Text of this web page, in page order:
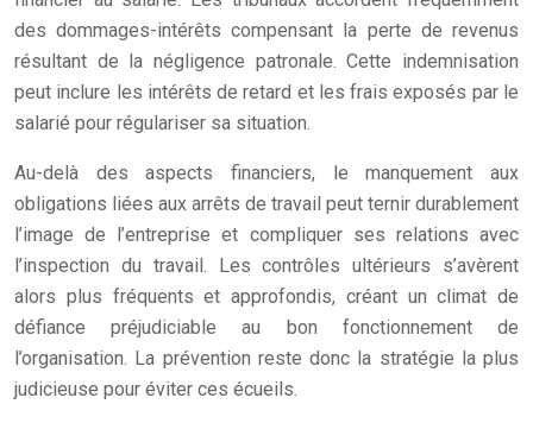
des dommages-intérêts compensant la perte de revenus
résultant de la négligence patronale. Cette indemnisation
peut inclure les intérêts de retard et les frais exposés par le
salarié pour régulariser sa situation.
Au-delà des aspects financiers, le manquement aux
obligations liées aux arrêts de travail peut ternir durablement
l’image de l’entreprise et compliquer ses relations avec
l’inspection du travail. Les contrôles ultérieurs s’avèrent
alors plus fréquents et approfondis, créant un climat de
défiance préjudiciable au bon fonctionnement de
l’organisation. La prévention reste donc la stratégie la plus
judicieuse pour éviter ces écueils.